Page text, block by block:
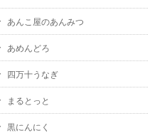
あんこ屋のあんみつ
あめんどろ
四万十うなぎ
まるとっと
黒にんにく